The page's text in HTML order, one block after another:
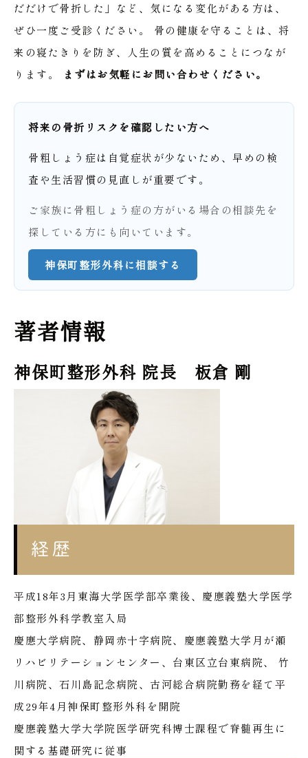
だだけで骨折した」など、気になる変化がある方は、
ぜひ一度ご受診ください。
骨の健康を守ることは、将
来の寝たきりを防ぎ、人生の質を高めることにつなが
ります。
まずはお気軽にお問い合わせください。
将来の骨折リスクを確認したい方へ
骨粗しょう症は自覚症状が少ないため、早めの検
査や生活習慣の見直しが重要です。
ご家族に骨粗しょう症の方がいる場合の相談先を
探している方にも向いています。
神保町整形外科に相談する
著者情報
神保町整形外科 院長 板倉 剛
経歴
平成18年3月東海大学医学部卒業後、慶應義塾大学医学
部整形外科学教室入局
慶應大学病院、静岡赤十字病院、慶應義塾大学月が瀬
リハビリテーションセンター、台東区立台東病院、 竹
川病院、石川島記念病院、古河総合病院勤務を経て平
成29年4月神保町整形外科を開院
慶應義塾大学大学院医学研究科博士課程で脊髄再生に
関する基礎研究に従事